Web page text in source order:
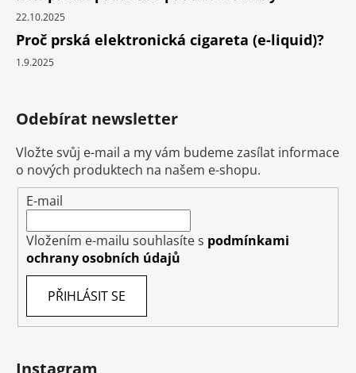
22.10.2025
Proč prská elektronická cigareta (e-liquid)?
1.9.2025
Odebírat newsletter
Vložte svůj e-mail a my vám budeme zasílat informace
o nových produktech na našem e-shopu.
E-mail
Vložením e-mailu souhlasíte s podmínkami
ochrany osobních údajů
PŘIHLÁSIT SE
Instagram